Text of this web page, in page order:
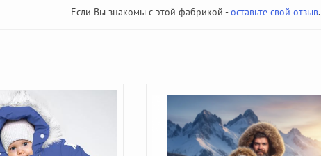
Если Вы знакомы с этой фабрикой -оставьте свой отзыв.